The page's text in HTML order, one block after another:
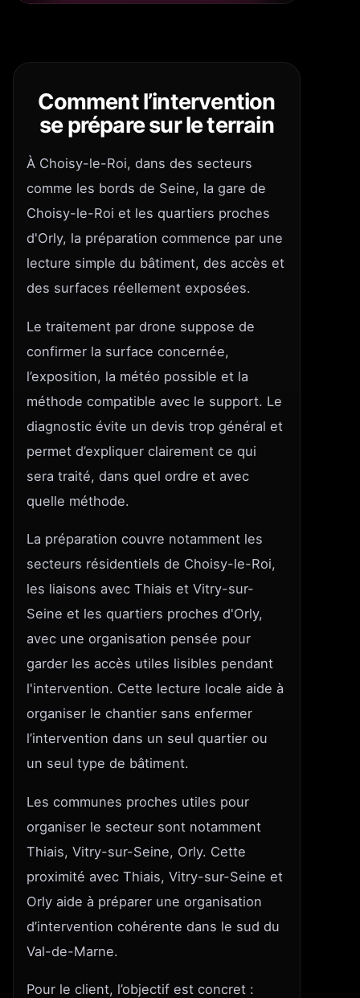
Comment l’intervention
se prépare sur le terrain
À Choisy-le-Roi, dans des secteurs
comme les bords de Seine, la gare de
Choisy-le-Roi et les quartiers proches
d'Orly, la préparation commence par une
lecture simple du bâtiment, des accès et
des surfaces réellement exposées.
Le traitement par drone suppose de
confirmer la surface concernée,
l’exposition, la météo possible et la
méthode compatible avec le support. Le
diagnostic évite un devis trop général et
permet d’expliquer clairement ce qui
sera traité, dans quel ordre et avec
quelle méthode.
La préparation couvre notamment les
secteurs résidentiels de Choisy-le-Roi,
les liaisons avec Thiais et Vitry-sur-
Seine et les quartiers proches d'Orly,
avec une organisation pensée pour
garder les accès utiles lisibles pendant
l'intervention. Cette lecture locale aide à
organiser le chantier sans enfermer
l’intervention dans un seul quartier ou
un seul type de bâtiment.
Les communes proches utiles pour
organiser le secteur sont notamment
Thiais, Vitry-sur-Seine, Orly. Cette
proximité avec Thiais, Vitry-sur-Seine et
Orly aide à préparer une organisation
d’intervention cohérente dans le sud du
Val-de-Marne.
Pour le client, l’objectif est concret :